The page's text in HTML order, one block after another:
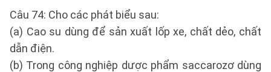
Câu 74: Cho các phát biểu sau:
(a) Cao su dùng để sản xuất lốp xe, chất dẻo, chất
dẫn điện.
(b) Trong công nghiệp dược phẩm saccarozơ dùng